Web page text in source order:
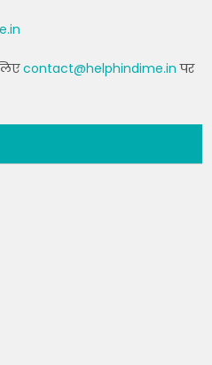
contact@helphindime.in पर